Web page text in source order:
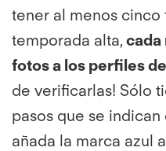
tener al menos cinco
temporada alta,cada
fotos a los perfiles
de verificarlas! Sólo
pasos que se
añada la marca azul